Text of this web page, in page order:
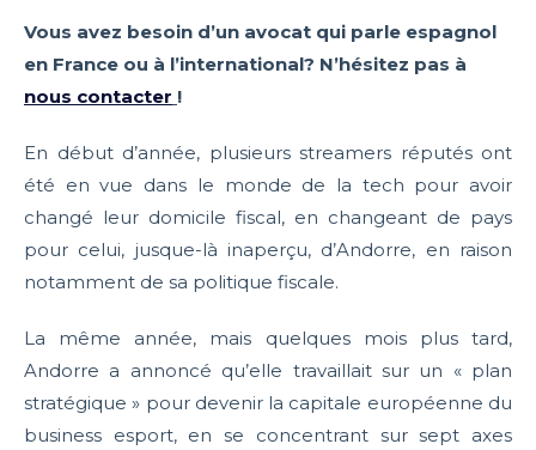
Vous avez besoin d’un avocat qui parle espagnol
en France ou à l’international? N’hésitez pas à
nous contacter !
En début d’année, plusieurs streamers réputés ont
été en vue dans le monde de la tech pour avoir
changé leur domicile fiscal, en changeant de pays
pour celui, jusque-là inaperçu, d’Andorre, en raison
notamment de sa politique fiscale.
La même année, mais quelques mois plus tard,
Andorre a annoncé qu’elle travaillait sur un « plan
stratégique » pour devenir la capitale européenne du
business esport, en se concentrant sur sept axes